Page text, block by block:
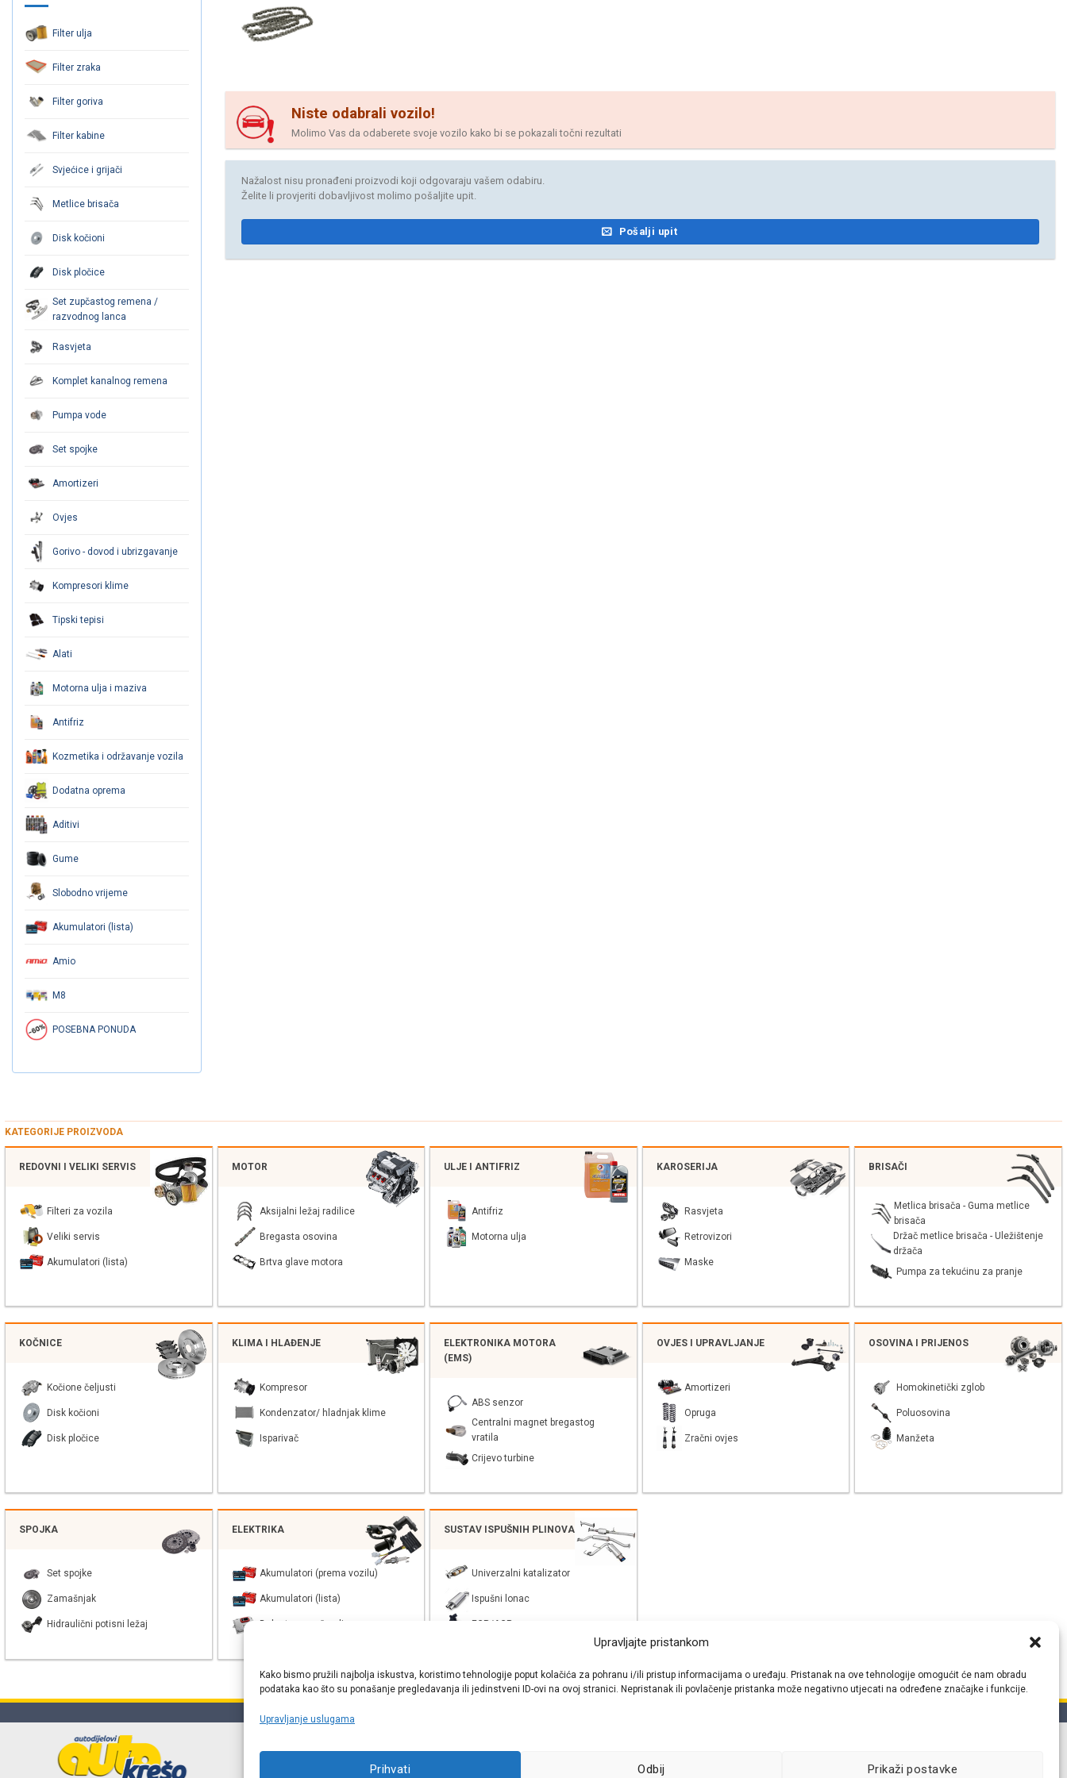
Upravljajte pristankom
Kako bismo pružili najbolja iskustva, koristimo tehnologije poput kolačića za pohranu i/ili pristup informacijama o uređaju. Pristanak na ove tehnologije omogućit će nam obradu
podataka kao što su ponašanje pregledavanja ili jedinstveni ID-ovi na ovoj stranici. Nepristanak ili povlačenje pristanka može negativno utjecati na određene značajke i funkcije.
Upravljanje uslugama
Prihvati Odbij Prikaži postavke
Filter ulja
Filter zraka
Filter goriva
Filter kabine
Svjećice i grijači
Metlice brisača
Disk kočioni
Disk pločice
Set zupčastog remena /
razvodnog lanca
Rasvjeta
Komplet kanalnog remena
Pumpa vode
Set spojke
Amortizeri
Ovjes
Gorivo - dovod i ubrizgavanje
Kompresori klime
Tipski tepisi
Alati
Motorna ulja i maziva
Antifriz
Kozmetika i održavanje vozila
Dodatna oprema
Aditivi
Gume
Slobodno vrijeme
Akumulatori (lista)
Amio
M8
POSEBNA PONUDA
Niste odabrali vozilo!
Molimo Vas da odaberete svoje vozilo kako bi se pokazali točni rezultati
Nažalost nisu pronađeni proizvodi koji odgovaraju vašem odabiru.
Želite li provjeriti dobavljivost molimo pošaljite upit.
Pošalji upit
KATEGORIJE PROIZVODA
REDOVNI I VELIKI SERVIS
Filteri za vozila
Veliki servis
Akumulatori (lista)
MOTOR
Aksijalni ležaj radilice
Bregasta osovina
Brtva glave motora
ULJE I ANTIFRIZ
Antifriz
Motorna ulja
KAROSERIJA
Rasvjeta
Retrovizori
Maske
BRISAČI
Metlica brisača - Guma metlice
brisača
Držač metlice brisača - Uležištenje
držača
Pumpa za tekućinu za pranje
KOČNICE
Kočione čeljusti
Disk kočioni
Disk pločice
KLIMA I HLAĐENJE
Kompresor
Kondenzator/ hladnjak klime
Isparivač
ELEKTRONIKA MOTORA
(EMS)
ABS senzor
Centralni magnet bregastog
vratila
Crijevo turbine
OVJES I UPRAVLJANJE
Amortizeri
Opruga
Zračni ovjes
OSOVINA I PRIJENOS
Homokinetički zglob
Poluosovina
Manžeta
SPOJKA
Set spojke
Zamašnjak
Hidraulični potisni ležaj
ELEKTRIKA
Akumulatori (prema vozilu)
Akumulatori (lista)
Balast xenon žarulje
SUSTAV ISPUŠNIH PLINOVA
Univerzalni katalizator
Ispušni lonac
EGR/AGR
Online webshop autodijelova- Auto Krešo - preko 200 svjetski poznatih i priznatih
proizvođača rezervnih dijelova za sve vrste i tipove osobnih i lakih teretnih vozila.